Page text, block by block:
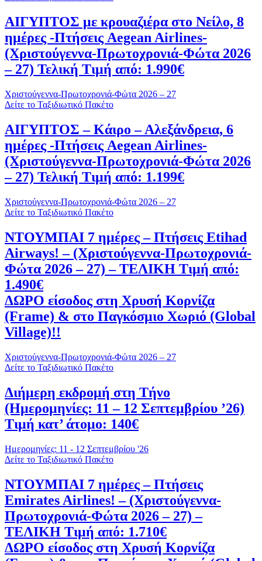
ΑΙΓΥΠΤΟΣ με κρουαζιέρα στο Νείλο, 8
ημέρες -Πτήσεις Aegean Airlines-
(Χριστούγεννα-Πρωτοχρονιά-Φώτα 2026
– 27) Τελική Τιμή από: 1.990€
Χριστούγεννα-Πρωτοχρονιά-Φώτα 2026 – 27
Δείτε το Ταξιδιωτικό Πακέτο
ΑΙΓΥΠΤΟΣ – Κάιρο – Αλεξάνδρεια, 6
ημέρες -Πτήσεις Aegean Airlines-
(Χριστούγεννα-Πρωτοχρονιά-Φώτα 2026
– 27) Τελική Τιμή από: 1.199€
Χριστούγεννα-Πρωτοχρονιά-Φώτα 2026 – 27
Δείτε το Ταξιδιωτικό Πακέτο
ΝΤΟΥΜΠΑΙ 7 ημέρες – Πτήσεις Etihad
Airways! – (Χριστούγεννα-Πρωτοχρονιά-
Φώτα 2026 – 27) – ΤΕΛΙΚΗ Τιμή από:
1.490€
ΔΩΡΟ είσοδος στη Χρυσή Κορνίζα
(Frame) & στο Παγκόσμιο Χωριό (Global
Village)!!
Χριστούγεννα-Πρωτοχρονιά-Φώτα 2026 – 27
Δείτε το Ταξιδιωτικό Πακέτο
Διήμερη εκδρομή στη Τήνο
(Ημερομηνίες: 11 – 12 Σεπτεμβρίου ’26)
Τιμή κατ’ άτομο: 140€
Ημερομηνίες: 11 - 12 Σεπτεμβρίου '26
Δείτε το Ταξιδιωτικό Πακέτο
ΝΤΟΥΜΠΑΙ 7 ημέρες – Πτήσεις
Emirates Airlines! – (Χριστούγεννα-
Πρωτοχρονιά-Φώτα 2026 – 27) –
ΤΕΛΙΚΗ Τιμή από: 1.710€
ΔΩΡΟ είσοδος στη Χρυσή Κορνίζα